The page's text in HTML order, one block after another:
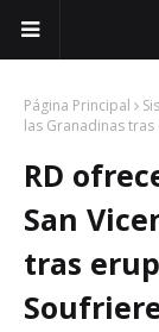
Página Principal
las Granadinas
RD
San
tras